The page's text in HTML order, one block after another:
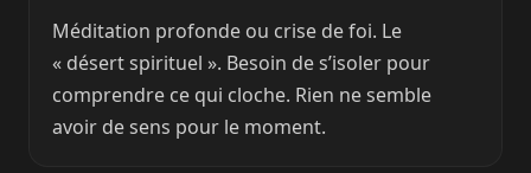
Méditation profonde ou crise de foi. Le
« désert spirituel ». Besoin de s’isoler pour
comprendre ce qui cloche. Rien ne semble
avoir de sens pour le moment.